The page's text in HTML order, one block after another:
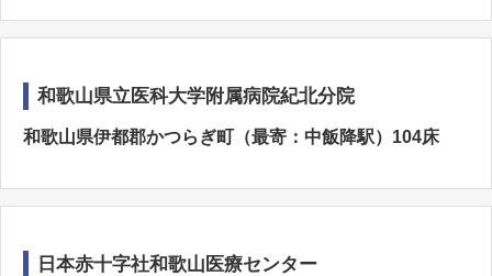
和歌山県立医科大学附属病院紀北分院
和歌山県伊都郡かつらぎ町（最寄：中飯降駅）104床
日本赤十字社和歌山医療センター